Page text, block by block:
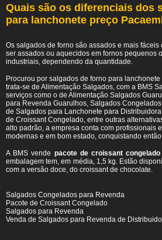
Quais são os diferenciais dos
para lanchonete preço
Os salgados de forno são assados e mais
ser assados ou aquecidos em fornos pequenos
industriais, dependendo da quantidade.
Procurou por salgados de forno para
trata-se de Alimentação Salgados, com a BMS
serviços como o de Alimentação Salgados
para Revenda Guarulhos, Salgados
de Salgados para Lanchonete para
de Croissant Congelado, entre outras
alto padrão, a empresa conta com profissionais
modernas e em bom estado, conquistando
A BMS vende pacote de croissant congelado
embalagem tem, em média, 1,5 kg. Estão
com a versão doce, do croissant de chocolate.
Salgados Congelados para Revenda
Pacote de Croissant Congelado
Salgados para Revenda
Venda de Salgados para Revenda de